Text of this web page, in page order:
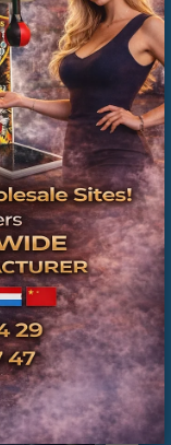
Servis
Makineleri